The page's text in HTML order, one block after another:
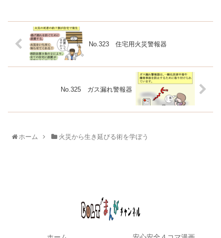
No.323 住宅用火災警報器
No.325 ガス漏れ警報器
ホーム 火災から生き延びる術を学ぼう